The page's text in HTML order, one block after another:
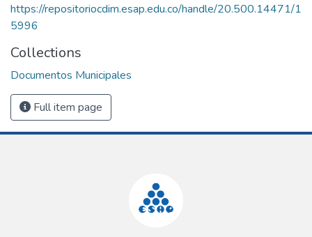
https://repositoriocdim.esap.edu.co/handle/20.500.14471/1
5996
Collections
Documentos Municipales
Full item page